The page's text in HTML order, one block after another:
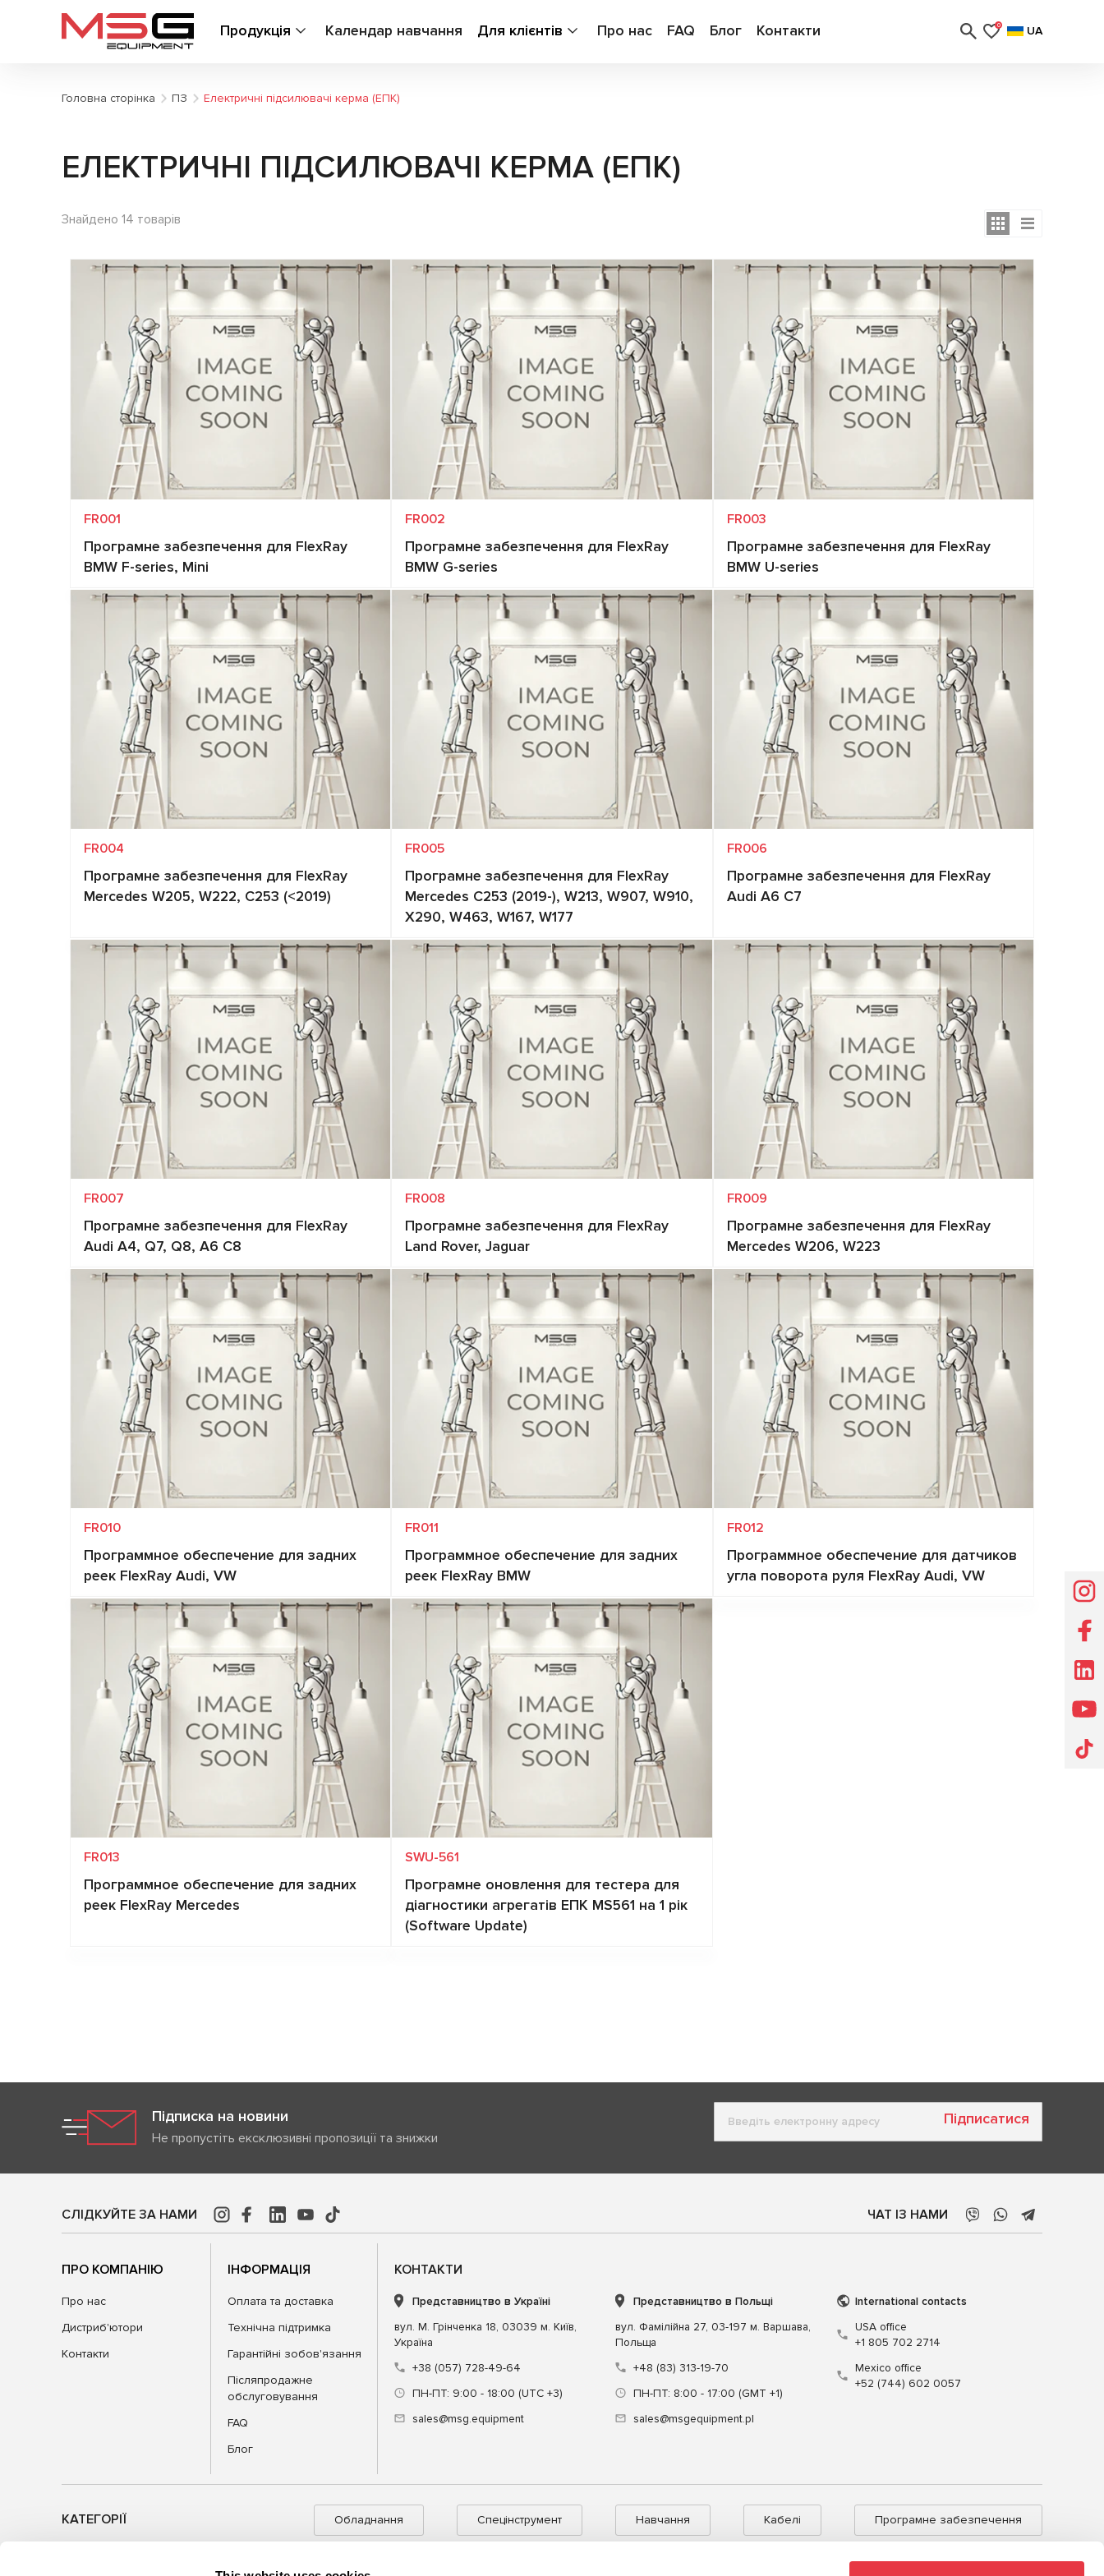
Продукція Календар навчання Для клієнтів Про нас FAQ Блог Контакти 0 UA
Головна сторінка ПЗ Електричні підсилювачі керма (ЕПК)
ЕЛЕКТРИЧНІ ПІДСИЛЮВАЧІ КЕРМА (ЕПК)
Знайдено 14 товарів
FR001
Програмне забезпечення для FlexRay
BMW F-series, Mini
Запит ціни
FR002
Програмне забезпечення для FlexRay
BMW G-series
Запит ціни
FR003
Програмне забезпечення для FlexRay
BMW U-series
Запит ціни
FR004
Програмне забезпечення для FlexRay
Mercedes W205, W222, C253 (<2019)
Запит ціни
FR005
Програмне забезпечення для FlexRay
Mercedes C253 (2019-), W213, W907, W910,
X290, W463, W167, W177
Запит ціни
FR006
Програмне забезпечення для FlexRay
Audi A6 C7
Запит ціни
FR007
Програмне забезпечення для FlexRay
Audi A4, Q7, Q8, A6 C8
Запит ціни
FR008
Програмне забезпечення для FlexRay
Land Rover, Jaguar
Запит ціни
FR009
Програмне забезпечення для FlexRay
Mercedes W206, W223
Запит ціни
FR010
Программное обеспечение для задних
реек FlexRay Audi, VW
Запит ціни
FR011
Программное обеспечение для задних
реек FlexRay BMW
Запит ціни
FR012
Программное обеспечение для датчиков
угла поворота руля FlexRay Audi, VW
FR013
Программное обеспечение для задних
реек FlexRay Mercedes
SWU-561
Програмне оновлення для тестера для
діагностики агрегатів ЕПК MS561 на 1 рік
(Software Update)
Підписка на новини
Не пропустіть ексклюзивні пропозиції та знижки
Підписатися
СЛІДКУЙТЕ ЗА НАМИ ЧАТ ІЗ НАМИ
ПРО КОМПАНІЮ
Про нас
Дистриб'ютори
Контакти
ІНФОРМАЦІЯ
Оплата та доставка
Технічна підтримка
Гарантійні зобов'язання
Післяпродажне
обслуговування
FAQ
Блог
КОНТАКТИ
Представництво в Україні
вул. М. Грінченка 18, 03039 м. Київ,
Україна
+38 (057) 728-49-64
ПН-ПТ: 9:00 - 18:00 (UTC +3)
sales@msg.equipment
Представництво в Польщі
вул. Фамілійна 27, 03-197 м. Варшава,
Польща
+48 (83) 313-19-70
ПН-ПТ: 8:00 - 17:00 (GMT +1)
sales@msgequipment.pl
International contacts
USA office
+1 805 702 2714
Mexico office
+52 (744) 602 0057
КАТЕГОРІЇ Обладнання Спецінструмент Навчання Кабелі Програмне забезпечення